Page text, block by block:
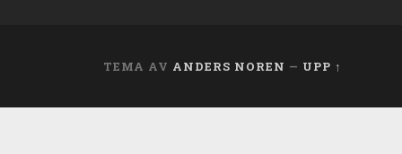
TEMA AV ANDERS NOREN — UPP ↑